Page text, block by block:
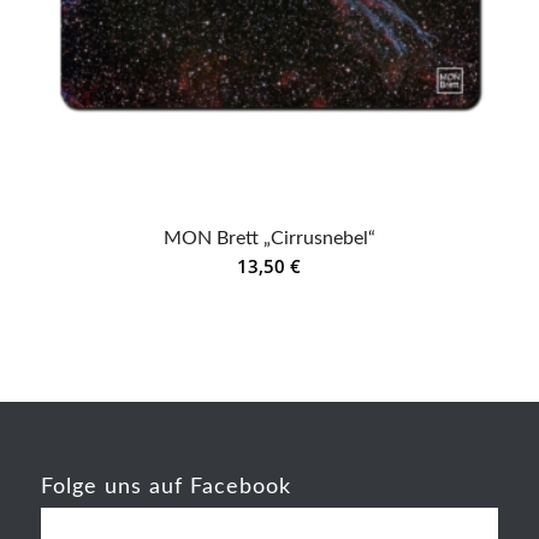
MON Brett „Cirrusnebel“
13,50€
Folge uns auf Facebook